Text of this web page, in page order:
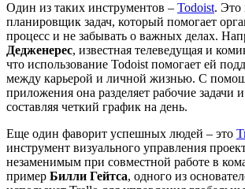
Один из таких инструментов – Todoist.
планировщик задач, который помогает
процесс и не забывать о важных делах.
Дедженерес, известная телеведущая и
что использование Todoist помогает ей
между карьерой и личной жизнью. С
приложения она разделяет рабочие задачи
составляя четкий график на день.
Еще один фаворит успешных людей – это
инструмент визуального управления
незаменимым при совместной работе в
пример Билли Гейтса, одного из